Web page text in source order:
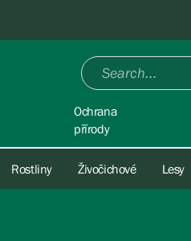
Rostliny Živočichové Lesy
Ochrana
přírody